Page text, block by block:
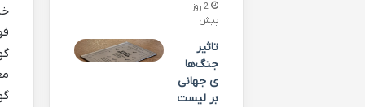
2 روز
پیش
تاثیر
جنگ‌ها
ی جهانی
بر لیست